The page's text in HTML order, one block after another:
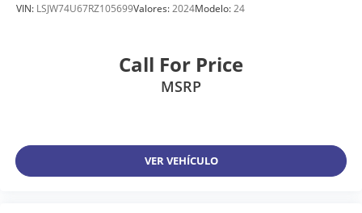
VIN: LSJW74U67RZ105699Valores:2024Modelo:24
Call For Price
MSRP
VER VEHÍCULO